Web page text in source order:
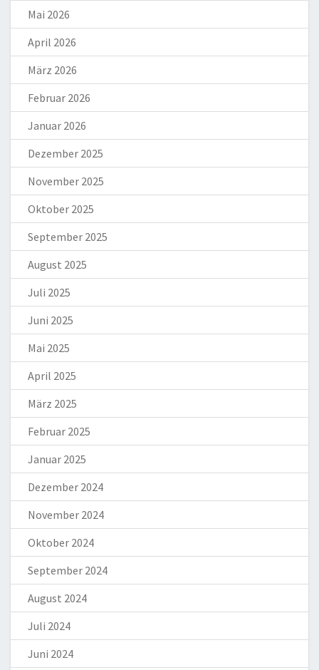
Mai 2026
April 2026
März 2026
Februar 2026
Januar 2026
Dezember 2025
November 2025
Oktober 2025
September 2025
August 2025
Juli 2025
Juni 2025
Mai 2025
April 2025
März 2025
Februar 2025
Januar 2025
Dezember 2024
November 2024
Oktober 2024
September 2024
August 2024
Juli 2024
Juni 2024